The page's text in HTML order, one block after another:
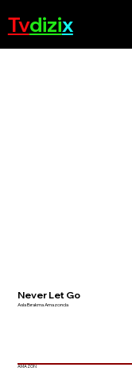
Tvdizix
Never Let Go
Asla Bırakma Amazonda
AMAZON